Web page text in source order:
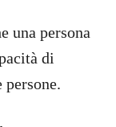
una persona
di